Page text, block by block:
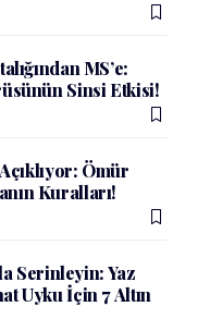
MS’e:
Sinsi Etkisi!
Ömür
Kuralları!
Serinleyin: Yaz
Uyku İçin 7 Altın